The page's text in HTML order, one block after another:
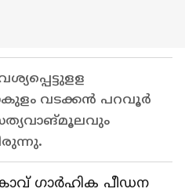
വടക്കൻ പറവൂർ
സത്യവാങ്മൂലവും
ഗാർഹിക പീഡന